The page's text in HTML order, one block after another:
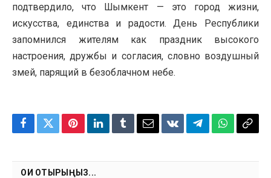
подтвердило, что Шымкент — это город жизни,
искусства, единства и радости. День Республики
запомнился жителям как праздник высокого
настроения, дружбы и согласия, словно воздушный
змей, парящий в безоблачном небе.
Facebook
TwitterPinterestLinkedInTumblrEmailVKontakte
TelegramWhatsApp
Copy
ОҚИ ОТЫРЫҢЫЗ...